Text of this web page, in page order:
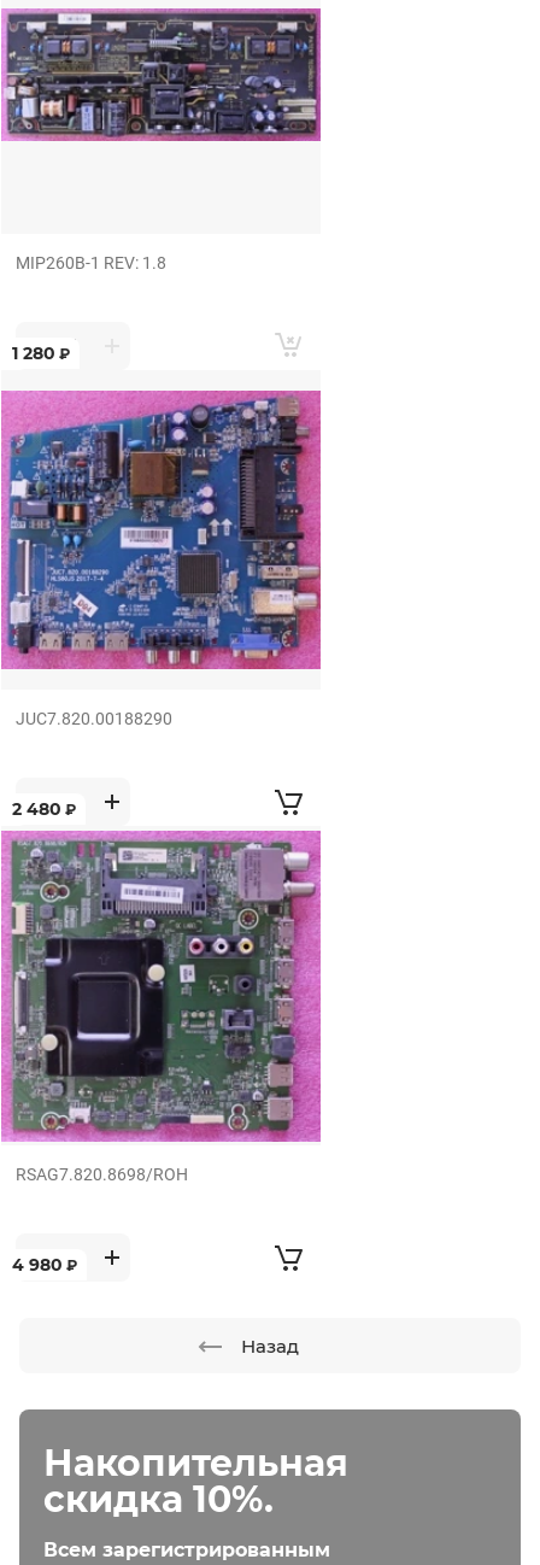
Накопительная
скидка 10%.
Всем зарегистрированным
MIP260B-1 REV: 1.8
1 280 ₽
JUC7.820.00188290
2 480 ₽
RSAG7.820.8698/ROH
4 980 ₽
Назад